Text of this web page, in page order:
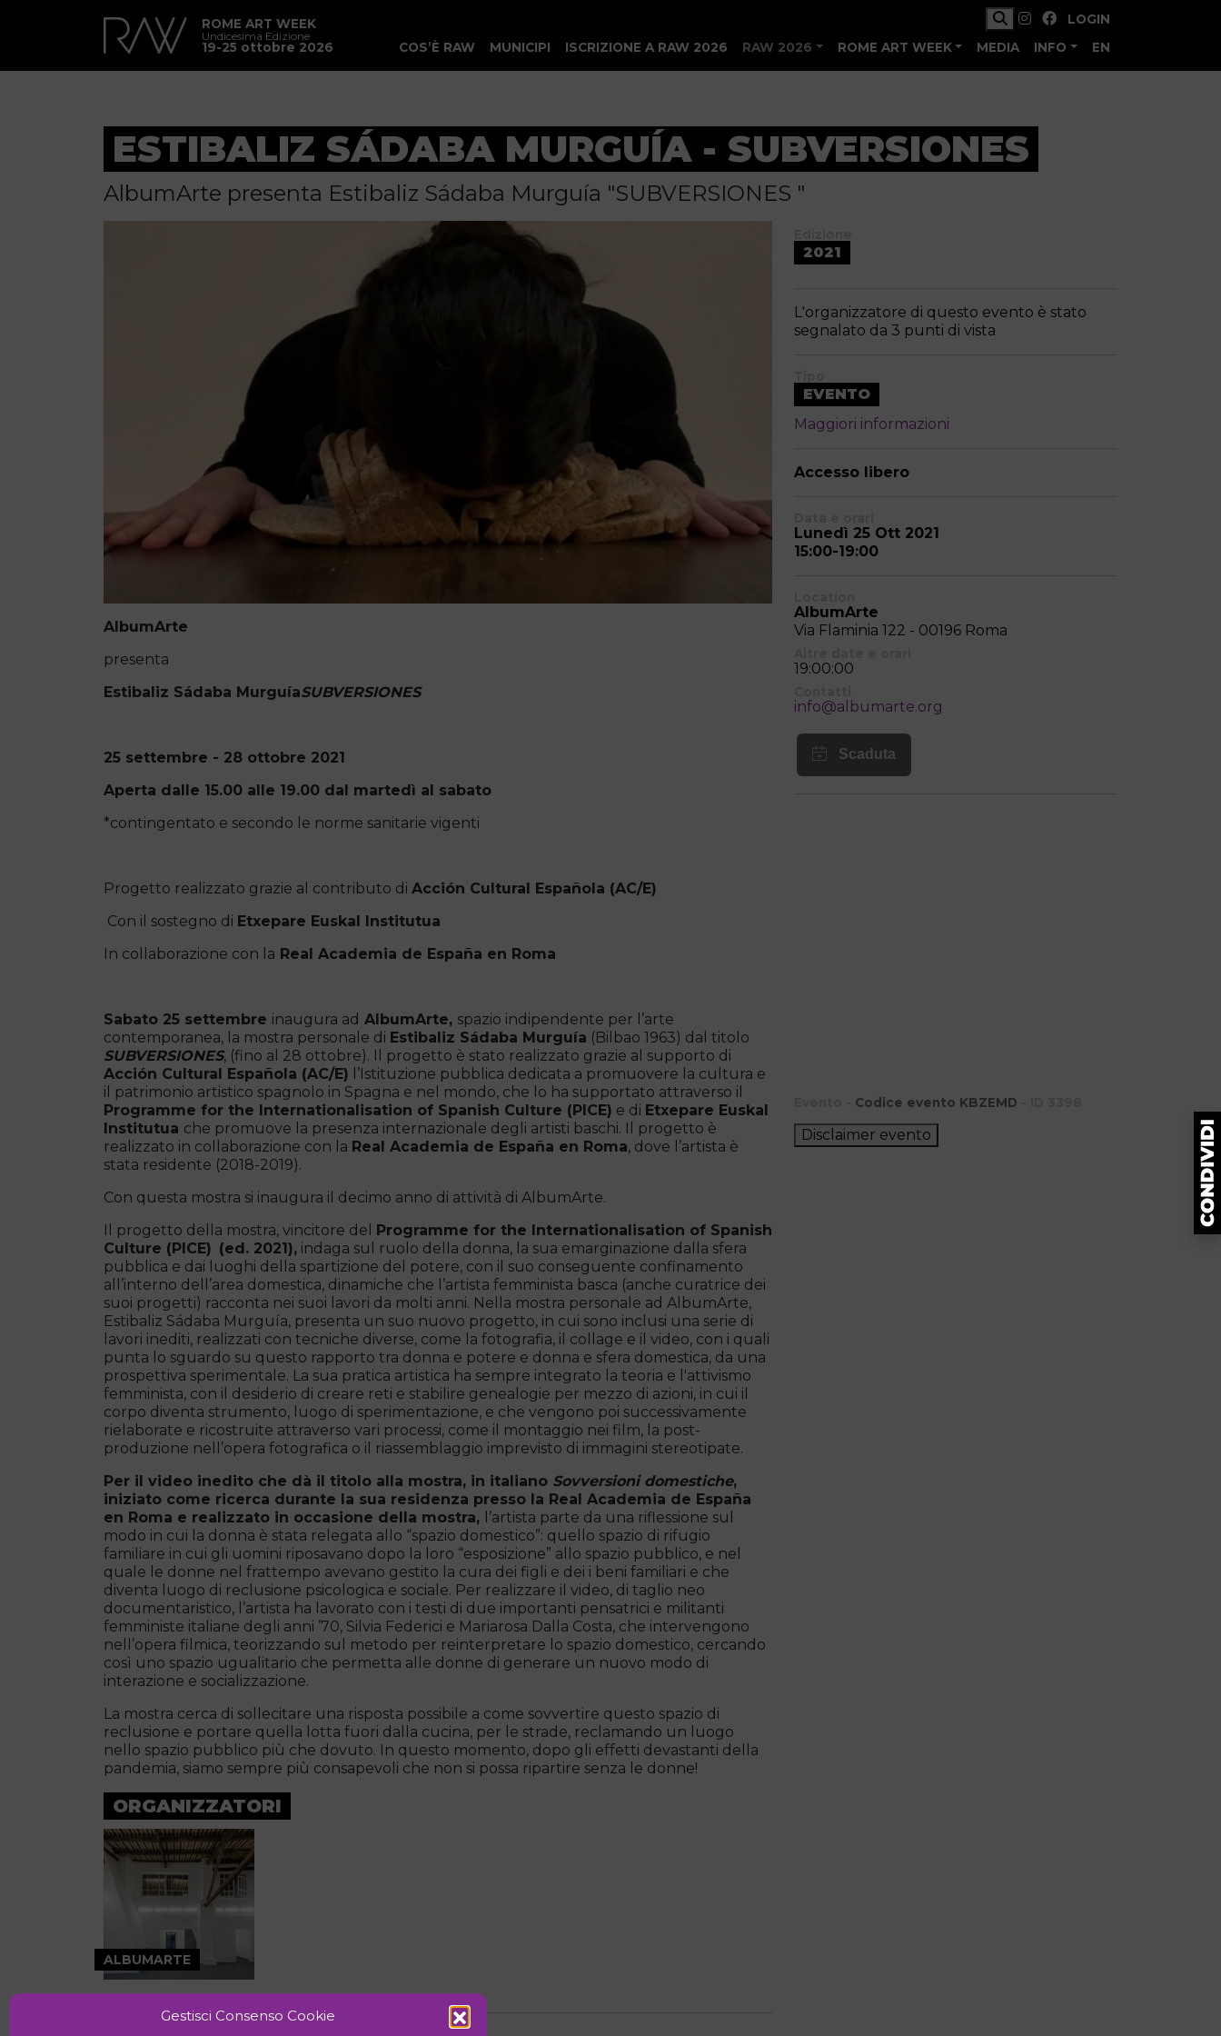
Gestisci Consenso Cookie
ROME ART WEEK
Undicesima Edizione
19-25 ottobre 2026
LOGIN
COS’È RAW
MUNICIPI ISCRIZIONE A RAW 2026 RAW 2026 ROME ART WEEK MEDIA INFO EN
ESTIBALIZ SÁDABA MURGUÍA - SUBVERSIONES
AlbumArte presenta Estibaliz Sádaba Murguía "SUBVERSIONES "
AlbumArte
presenta
Estibaliz Sádaba MurguíaSUBVERSIONES
25 settembre - 28 ottobre 2021
Aperta dalle 15.00 alle 19.00 dal martedì al sabato
*contingentato e secondo le norme sanitarie vigenti
Progetto realizzato grazie al contributo di Acción Cultural Española (AC/E)
Con il sostegno di Etxepare Euskal Institutua
In collaborazione con la Real Academia de España en Roma
Sabato 25 settembre inaugura ad AlbumArte, spazio indipendente per l’arte
contemporanea, la mostra personale di Estibaliz Sádaba Murguía (Bilbao 1963) dal titolo
SUBVERSIONES, (fino al 28 ottobre). Il progetto è stato realizzato grazie al supporto di
Acción Cultural Española (AC/E) l’Istituzione pubblica dedicata a promuovere la cultura e
il patrimonio artistico spagnolo in Spagna e nel mondo, che lo ha supportato attraverso il
Programme for the Internationalisation of Spanish Culture (PICE) e di Etxepare Euskal
Institutua che promuove la presenza internazionale degli artisti baschi. Il progetto è
realizzato in collaborazione con la Real Academia de España en Roma, dove l’artista è
stata residente (2018-2019).
Con questa mostra si inaugura il decimo anno di attività di AlbumArte.
Il progetto della mostra, vincitore del
Programme for the Internationalisation of Spanish
Culture (PICE) (ed. 2021), indaga sul ruolo della donna, la sua emarginazione dalla sfera
pubblica e dai luoghi della spartizione del potere, con il suo conseguente confinamento
all’interno dell’area domestica, dinamiche che l’artista femminista basca (anche curatrice dei
suoi progetti) racconta nei suoi lavori da molti anni. Nella mostra personale ad AlbumArte,
Estibaliz Sádaba Murguía, presenta un suo nuovo progetto, in cui sono inclusi una serie di
lavori inediti, realizzati con tecniche diverse, come la fotografia, il collage e il video, con i quali
punta lo sguardo su questo rapporto tra donna e potere e donna e sfera domestica, da una
prospettiva sperimentale. La sua pratica artistica ha sempre integrato la teoria e l'attivismo
femminista, con il desiderio di creare reti e stabilire genealogie per mezzo di azioni, in cui il
corpo diventa strumento, luogo di sperimentazione, e che vengono poi successivamente
rielaborate e ricostruite attraverso vari processi, come il montaggio nei film, la post-
produzione nell’opera fotografica o il riassemblaggio imprevisto di immagini stereotipate.
Per il video inedito che dà il titolo alla mostra, in italiano Sovversioni domestiche,
iniziato come ricerca durante la sua residenza presso la Real Academia de España
en Roma e realizzato in occasione della mostra, l’artista parte da una riflessione sul
modo in cui la donna è stata relegata allo “spazio domestico”: quello spazio di rifugio
familiare in cui gli uomini riposavano dopo la loro “esposizione” allo spazio pubblico, e nel
quale le donne nel frattempo avevano gestito la cura dei figli e dei i beni familiari e che
diventa luogo di reclusione psicologica e sociale. Per realizzare il video, di taglio neo
documentaristico, l’artista ha lavorato con i testi di due importanti pensatrici e militanti
femministe italiane degli anni ’70, Silvia Federici e Mariarosa Dalla Costa, che intervengono
nell’opera filmica, teorizzando sul metodo per reinterpretare lo spazio domestico, cercando
così uno spazio ugualitario che permetta alle donne di generare un nuovo modo di
interazione e socializzazione.
La mostra cerca di sollecitare una risposta possibile a come sovvertire questo spazio di
reclusione e portare quella lotta fuori dalla cucina, per le strade, reclamando un luogo
nello spazio pubblico più che dovuto. In questo momento, dopo gli effetti devastanti della
pandemia, siamo sempre più consapevoli che non si possa ripartire senza le donne!
ORGANIZZATORI
ALBUMARTE
2021
L'organizzatore di questo evento è stato
segnalato da 3 punti di vista
EVENTO
Maggiori informazioni
Accesso libero
Lunedì 25 Ott 2021
15:00-19:00
AlbumArte
Via Flaminia 122 - 00196 Roma
19:00:00
info@albumarte.org
Codice evento KBZEMD
Disclaimer evento